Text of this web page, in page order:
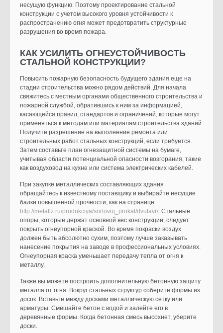
несущую функцию. Поэтому проектирование стальной
конструкции с учетом высокого уровня устойчивости к
распространению огня может предотвратить структурные
разрушения во время пожара.
КАК УСИЛИТЬ ОГНЕУСТОЙЧИВОСТЬ
СТАЛЬНОЙ КОНСТРУКЦИИ?
Повысить пожарную безопасность будущего здания еще на
стадии строительства можно рядом действий. Для начала
свяжитесь с местным органами общественного строительства и
пожарной службой, обратившись к ним за информацией,
касающейся правил, стандартов и ограничений, которые могут
применяться к методам или материалам строительства зданий.
Получите разрешение на выполнение ремонта или
строительных работ стальных конструкций, если требуется.
Затем составьте план огнезащитной системы на бумаге,
учитывая области потенциальной опасности возгорания, такие
как воздуховод на кухне или система электрических кабелей.
При закупке металлических составляющих здания
обращайтесь к известному поставщику и выбирайте несущие
балки повышенной прочности, как на странице
http://metallz.ru/produkciya/sortovoj_prokat/dvutavr/. Стальные
опоры, которые держат основной вес конструкции, следует
покрыть огнеупорной краской. Во время покраски воздух
должен быть абсолютно сухим, поэтому лучше заказывать
нанесение покрытия на заводе в профессиональных условиях.
Огнеупорная краска уменьшает передачу тепла от огня к
металлу.
Также вы можете построить дополнительную бетонную защиту
металла от огня. Вокруг стальных структур соберите формы из
досок. Вставьте между досками металлическую сетку или
арматуры. Смешайте бетон с водой и залейте его в
деревянные формы. Когда бетонная смесь высохнет, уберите
доски.